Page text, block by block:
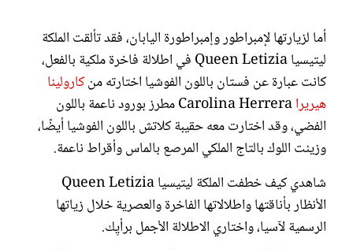
أما لزيارتها لإمبراطور وإمبراطورة اليابان، فقد تألقت الملكة
ليتيسيا Queen Letizia في اطلالة فاخرة ملكية بالفعل،
كانت عبارة عن فستان باللون الفوشيا اختارته منكارولينا
هيريرا
Carolina Herrera مطرز بورود ناعمة باللون
الفضي، وقد اختارت معه حقيبة كلاتش باللون الفوشيا أيضًا،
وزينت اللوك بالتاج الملكي المرصع بالماس وأقراط ناعمة.
شاهدي كيف خطفت الملكة ليتيسيا Queen Letizia
الأنظار بأناقتها واطلالاتها الفاخرة والعصرية خلال زياتها
الرسمية لآسيا، واختاري الاطلالة الأجمل برأيِك.